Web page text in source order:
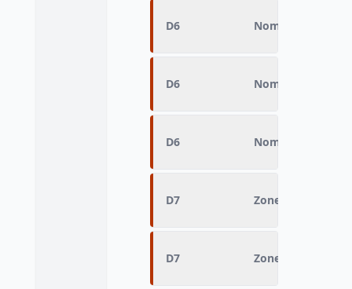
D6 Nombre d’arrêts
D6 Nombre d’arrêts
D6 Nombre d’arrêts
D7 Zone fine
D7 Zone fine